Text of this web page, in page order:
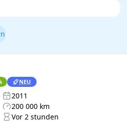
NEU
2011
200 000 km
Vor 2 stunden